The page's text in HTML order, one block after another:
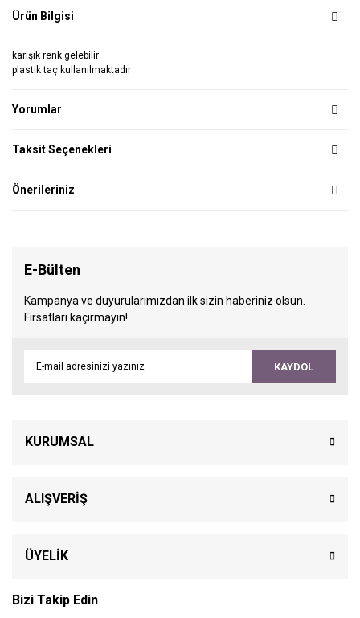
Ürün Bilgisi
karışık renk gelebilir
plastik taç kullanılmaktadır
Yorumlar
Taksit Seçenekleri
Önerileriniz
E-Bülten
Kampanya ve duyurularımızdan ilk sizin haberiniz olsun.
Fırsatları kaçırmayın!
KAYDOL
KURUMSAL
ALIŞVERİŞ
ÜYELİK
Bizi Takip Edin